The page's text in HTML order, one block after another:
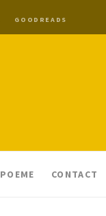
GOODREADS
POEME CONTACT